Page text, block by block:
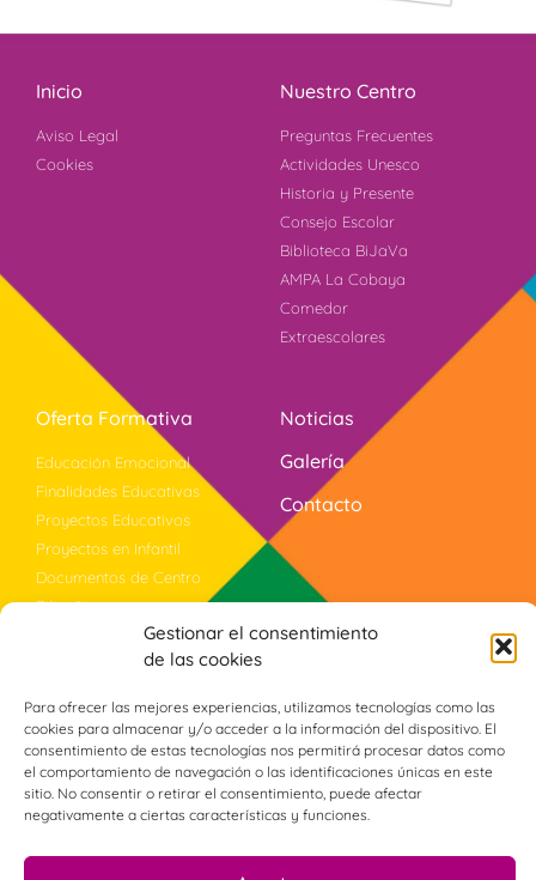
Gestionar el consentimiento
de las cookies
Para ofrecer las mejores experiencias, utilizamos tecnologías como las
cookies para almacenar y/o acceder a la información del dispositivo. El
consentimiento de estas tecnologías nos permitirá procesar datos como
el comportamiento de navegación o las identificaciones únicas en este
sitio. No consentir o retirar el consentimiento, puede afectar
negativamente a ciertas características y funciones.
Inicio
Aviso Legal
Cookies
Nuestro Centro
Preguntas Frecuentes
Actividades Unesco
Historia y Presente
Consejo Escolar
Biblioteca BiJaVa
AMPA La Cobaya
Comedor
Extraescolares
Oferta Formativa
Educación Emocional
Finalidades Educativas
Proyectos Educativos
Proyectos en Infantil
Documentos de Centro
Bilingüismo
Violencia Género
Noticias
Galería
Contacto
Síguenos